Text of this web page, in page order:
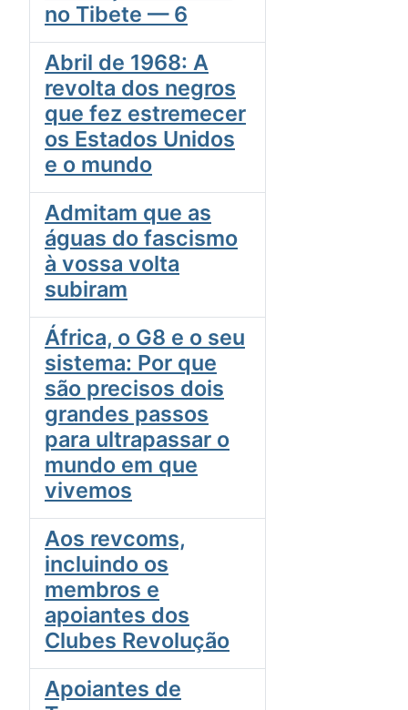
no Tibete — 6
Abril de 1968: A
revolta dos negros
que fez estremecer
os Estados Unidos
e o mundo
Admitam que as
águas do fascismo
à vossa volta
subiram
África, o G8 e o seu
sistema: Por que
são precisos dois
grandes passos
para ultrapassar o
mundo em que
vivemos
Aos revcoms,
incluindo os
membros e
apoiantes dos
Clubes Revolução
Apoiantes de